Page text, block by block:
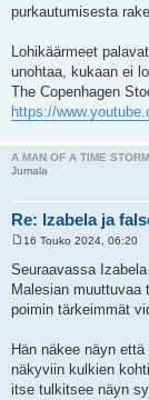
purkautumisesta
Lohikäärmeet
unohtaa, kukaan ei
The Copenhagen
https://
A MAN OF A TIME STORM
Jumala
Re: Izabela ja
e
s
i
16 Touko 2024, 06:20
Seuraavassa
Malesian muuttuvaa
poimin tärkeimmät
Hän näkee näyn
näkyviin kulkien
itse tulkitsee näyn